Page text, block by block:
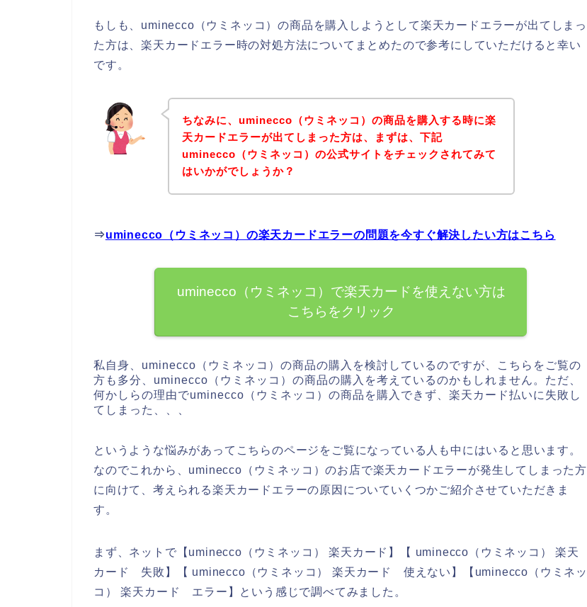
もしも、uminecco（ウミネッコ）の商品を購入しようとして楽天カードエラーが出てしまっ
た方は、楽天カードエラー時の対処方法についてまとめたので参考にしていただけると幸い
です。
ちなみに、uminecco（ウミネッコ）の商品を購入する時に楽
天カードエラーが出てしまった方は、まずは、下記
uminecco（ウミネッコ）の公式サイトをチェックされてみて
はいかがでしょうか？
⇒uminecco（ウミネッコ）の楽天カードエラーの問題を今すぐ解決したい方はこちら
uminecco（ウミネッコ）で楽天カードを使えない方は
こちらをクリック
私自身、uminecco（ウミネッコ）の商品の購入を検討しているのですが、こちらをご覧の
方も多分、uminecco（ウミネッコ）の商品の購入を考えているのかもしれません。ただ、
何かしらの理由でuminecco（ウミネッコ）の商品を購入できず、楽天カード払いに失敗し
てしまった、、、
というような悩みがあってこちらのページをご覧になっている人も中にはいると思います。
なのでこれから、uminecco（ウミネッコ）のお店で楽天カードエラーが発生してしまった方
に向けて、考えられる楽天カードエラーの原因についていくつかご紹介させていただきま
す。
まず、ネットで【uminecco（ウミネッコ） 楽天カード】【 uminecco（ウミネッコ） 楽天
カード 失敗】【 uminecco（ウミネッコ） 楽天カード 使えない】【uminecco（ウミネッ
コ） 楽天カード エラー】という感じで調べてみました。